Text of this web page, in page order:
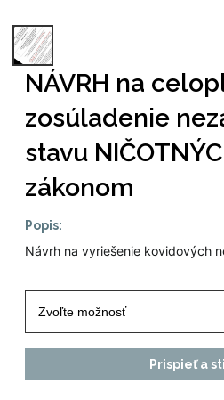
NÁVRH na
zosúladenie
stavu
zákonom
Popis:
Návrh na vyriešenie kovidových
Prispieť a